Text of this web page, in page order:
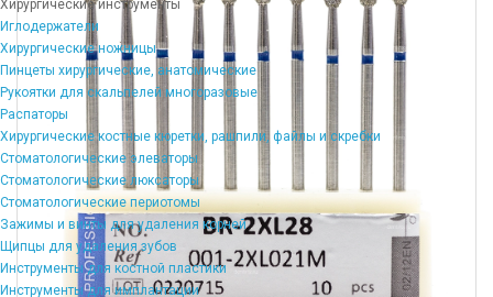
Хирургические инструменты
Иглодержатели
Хирургические ножницы
Пинцеты хирургические, анатомические
Рукоятки для скальпелей многоразовые
Распаторы
Хирургические костные кюретки, рашпили, файлы и скребки
Стоматологические элеваторы
Стоматологические люксаторы
Стоматологические периотомы
Зажимы и винты для удаления корней
Щипцы для удаления зубов
Инструменты для костной пластики
Инструменты для имплантации